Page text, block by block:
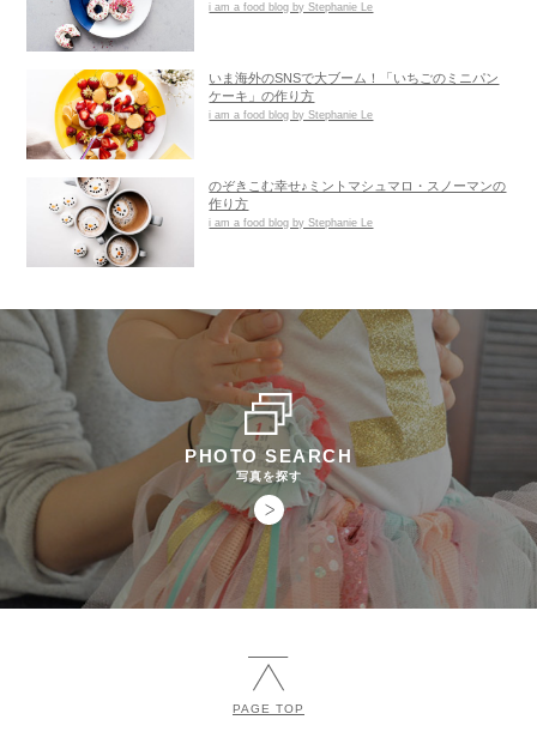
i am a food blog by Stephanie Le
いま海外のSNSで大ブーム！「いちごのミニパン
ケーキ」の作り方
i am a food blog by Stephanie Le
のぞきこむ幸せ♪ミントマシュマロ・スノーマンの
作り方
i am a food blog by Stephanie Le
PHOTO SEARCH
写真を探す
PAGE TOP